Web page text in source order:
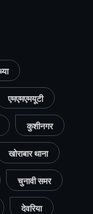
एमएमएमयूटी
कुशीनगर
खोराबार थाना
चुनावी समर
देवरिया